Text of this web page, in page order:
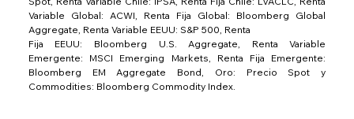
Variable Global: ACWI, Renta Fija Global: Bloomberg Global
Aggregate, Renta Variable EEUU: S&P 500, Renta
Fija EEUU: Bloomberg U.S. Aggregate, Renta Variable
Emergente: MSCI Emerging Markets, Renta Fija Emergente:
Bloomberg EM Aggregate Bond, Oro: Precio Spot y
Commodities: Bloomberg Commodity Index.